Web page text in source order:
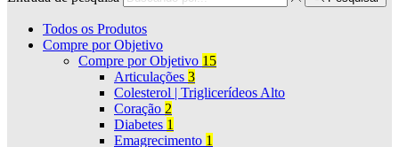
Todos os Produtos
Compre por Objetivo
Compre por Objetivo 15
Articulações 3
Colesterol | Triglicerídeos Alto
Coração 2
Diabetes 1
Emagrecimento 1